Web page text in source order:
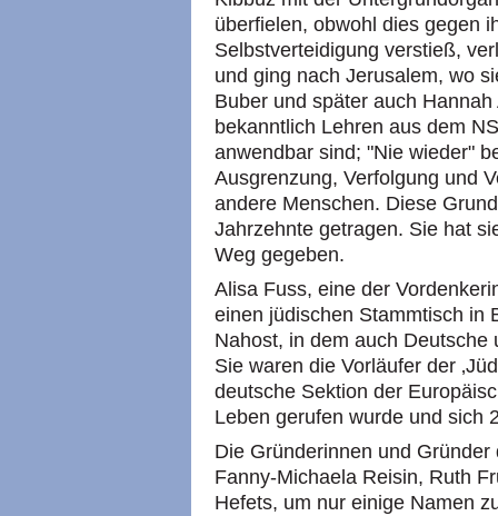
überfielen, obwohl dies gegen
Selbstverteidigung verstieß,
und ging nach Jerusalem, wo
Buber und später auch
bekanntlich Lehren aus dem
anwendbar sind; "Nie wieder"
Ausgrenzung, Verfolgung und
andere Menschen. Diese
Jahrzehnte getragen. Sie hat
Weg gegeben.
Alisa Fuss, eine der
einen jüdischen Stammtisch in
Nahost, in dem auch
Sie waren die Vorläufer der
deutsche Sektion der
Leben gerufen wurde und sich
Die Gründerinnen und
Fanny-Michaela Reisin, Ruth
Hefets, um nur einige Namen